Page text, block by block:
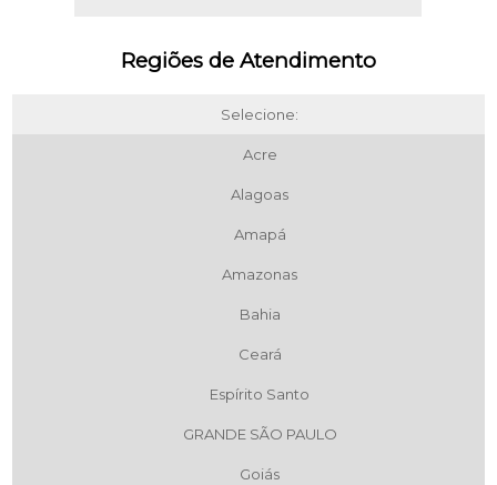
Regiões de Atendimento
Selecione:
Acre
Alagoas
Amapá
Amazonas
Bahia
Ceará
Espírito Santo
GRANDE SÃO PAULO
Goiás